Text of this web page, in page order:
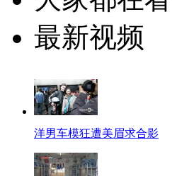
最新视频
洋男车模狂遭美眉求合影